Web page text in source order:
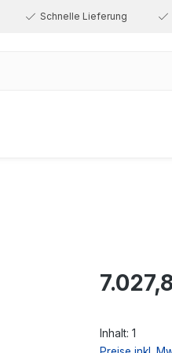
Schnelle Lieferung
Regulärer
Inhalt: 1